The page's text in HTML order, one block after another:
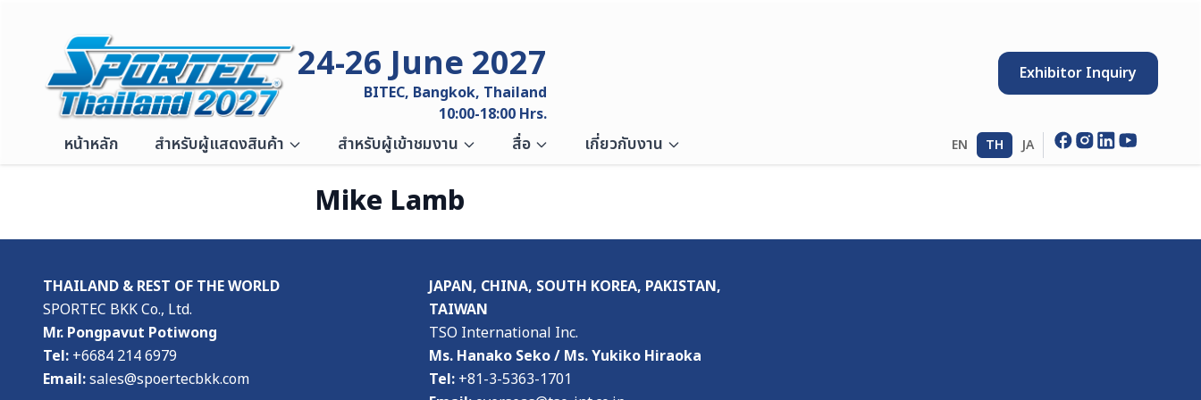
24-26 June 2027
BITEC, Bangkok, Thailand
10:00-18:00 Hrs.
Exhibitor Inquiry
หน้าหลัก สำหรับผู้แสดงสินค้า สำหรับผู้เข้าชมงาน สื่อ เกี่ยวกับงาน EN TH JA
Mike Lamb
THAILAND & REST OF THE WORLD
SPORTEC BKK Co., Ltd.
Mr. Pongpavut Potiwong
Tel: +6684 214 6979
Email:sales@spoertecbkk.com
JAPAN, CHINA, SOUTH KOREA, PAKISTAN,
TAIWAN
TSO International Inc.
Ms. Hanako Seko / Ms. Yukiko Hiraoka
Tel: +81-3-5363-1701